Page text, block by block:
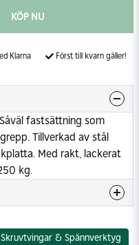
KÖP NU
Klarna Först till kvarn gäller!
fastsättning som
Tillverkad av stål
Med rakt, lackerat
kg.
120 mm
Skruvtvingar & Spännverktyg